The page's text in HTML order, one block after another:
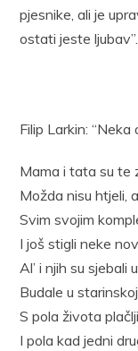
pjesnike, ali je
ostati jeste ljubav”.
Filip Larkin: “Neka
Mama i tata su te
Možda nisu htjeli,
Svim svojim
I još stigli neke
Al’ i njih su sjebali
Budale u
S pola života
I pola kad jedni